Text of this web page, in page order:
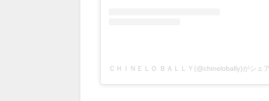
ＣＨＩＮＥＬＯ ＢＡＬＬＹ(@chinelobally)がシェ